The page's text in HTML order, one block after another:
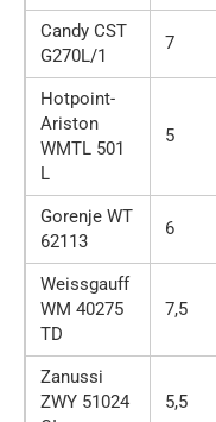
Candy CST
G270L/1
7
Hotpoint-
Ariston
WMTL 501
L
5
Gorenje WT
62113
6
Weissgauff
WM 40275
TD
7,5
Zanussi
ZWY 51024
5,5